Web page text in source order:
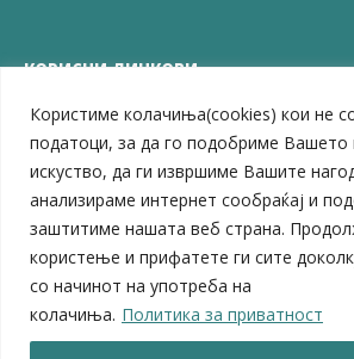
Користиме колачиња(cookies) кои не
податоци, за да го подобриме Вашето
искуство, да ги извршиме Вашите
анализираме интернет сообраќај и
заштитиме нашата веб страна.
користење и прифатете ги сите
со начинот на употреба на
колачиња. Политика за приватност
КОРИСНИ ЛИНКОВИ
ЗЕЛС – Заедница на единиците на
Центар за развој на Вардарски плански
Јавно комунално претпријатие „Дервен“
ЈПССО „Парк – спорт и паркинзи“
ЛБ „Гоце Делчев“
ЛУ „Народен Музеј“
Влада на Република Северна
Собрание на Република Северна
Министерство за финансии
Министерство за транспорт